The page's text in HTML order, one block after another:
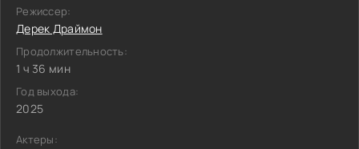
Режиссер:
Дерек Драймон
Продолжительность:
1 ч 36 мин
Год выхода:
2025
Актеры: